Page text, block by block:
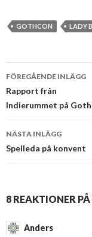
GOTHCON LADY
FÖREGÅENDE INLÄGG
Rapport från
Indierummet på
NÄSTA INLÄGG
Spelleda på konvent
8 REAKTIONER
Anders